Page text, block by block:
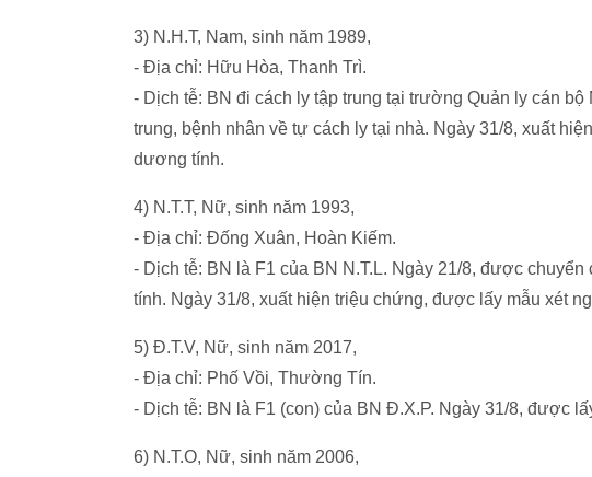
3) N.H.T, Nam, sinh năm 1989,
- Địa chỉ: Hữu Hòa, Thanh Trì.
- Dịch tễ: BN đi cách ly tập trung tại trường Quản ly cán
trung, bệnh nhân về tự cách ly tại nhà. Ngày 31/8, xuất
dương tính.
4) N.T.T, Nữ, sinh năm 1993,
- Địa chỉ: Đống Xuân, Hoàn Kiếm.
- Dịch tễ: BN là F1 của BN N.T.L. Ngày 21/8, được
tính. Ngày 31/8, xuất hiện triệu chứng, được lấy mẫu xét
5) Đ.T.V, Nữ, sinh năm 2017,
- Địa chỉ: Phố Vồi, Thường Tín.
- Dịch tễ: BN là F1 (con) của BN Đ.X.P. Ngày 31/8, được
6) N.T.O, Nữ, sinh năm 2006,